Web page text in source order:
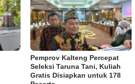
Pemprov Kalteng Percepat
Seleksi Taruna Tani, Kuliah
Gratis Disiapkan untuk 178